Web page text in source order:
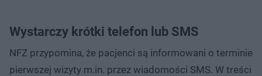
Wystarczy krótki telefon lub SMS
NFZ przypomina, że pacjenci są informowani o terminie
pierwszej wizyty m.in. przez wiadomości SMS. W treści